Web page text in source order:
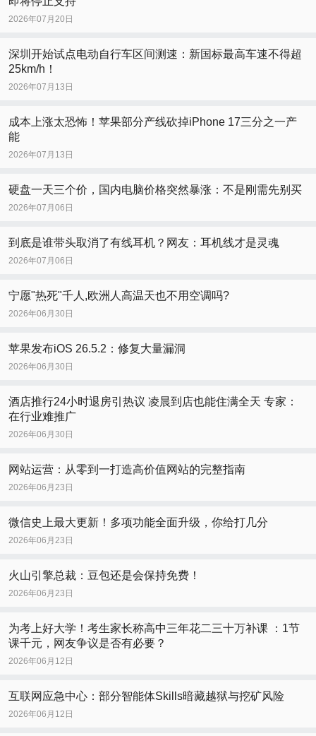
2026年07月20日
深圳开始试点电动自行车区间测速：新国标最高车速不得超
25km/h！
2026年07月13日
成本上涨太恐怖！苹果部分产线砍掉iPhone 17三分之一产
能
2026年07月13日
硬盘一天三个价，国内电脑价格突然暴涨：不是刚需先别买
2026年07月06日
到底是谁带头取消了有线耳机？网友：耳机线才是灵魂
2026年07月06日
宁愿"热死"千人,欧洲人高温天也不用空调吗?
2026年06月30日
苹果发布iOS 26.5.2：修复大量漏洞
2026年06月30日
酒店推行24小时退房引热议 凌晨到店也能住满全天 专家：
在行业难推广
2026年06月30日
网站运营：从零到一打造高价值网站的完整指南
2026年06月23日
微信史上最大更新！多项功能全面升级，你给打几分
2026年06月23日
火山引擎总裁：豆包还是会保持免费！
2026年06月23日
为考上好大学！考生家长称高中三年花二三十万补课 ：1节
课千元，网友争议是否有必要？
2026年06月12日
互联网应急中心：部分智能体Skills暗藏越狱与挖矿风险
2026年06月12日